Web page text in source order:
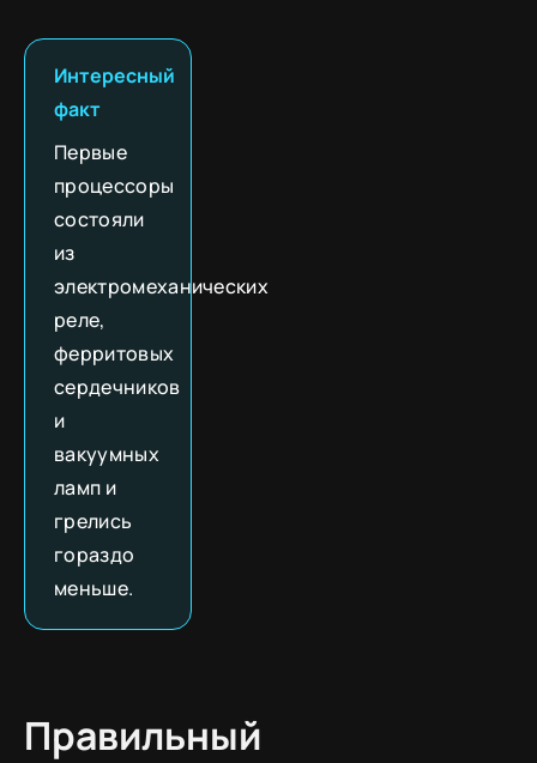
Интересный
факт
Первые
процессоры
состояли
из
электромеханических
реле,
ферритовых
сердечников
и
вакуумных
ламп и
грелись
гораздо
меньше.
Правильный